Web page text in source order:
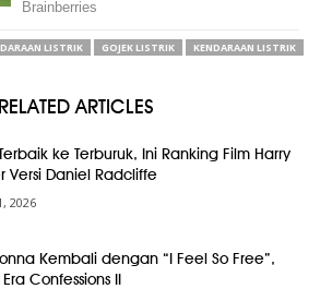
LISTRIK GOJEK LISTRIK KENDARAAN LISTRIK
RELATED ARTICLES
ke Terburuk, Ini Ranking Film Harry
Versi Daniel Radcliffe
2026
Kembali dengan “I Feel So Free”,
Confessions II